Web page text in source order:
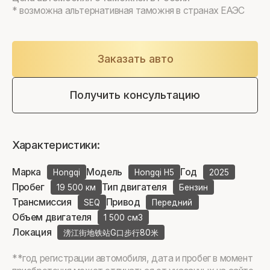
* возможна альтернативная таможня в странах ЕАЭС
Заказать авто
Получить консультацию
Характеристики:
Марка Hongqi Модель Hongqi H5 Год 2025
Пробег 19 500 км Тип двигателя Бензин
Трансмиссия SEQ Привод Передний
Объем двигателя 1 500 см3
Локация 滂江街地铁站G口步行80米
**год регистрации автомобиля, дата и пробег в момент